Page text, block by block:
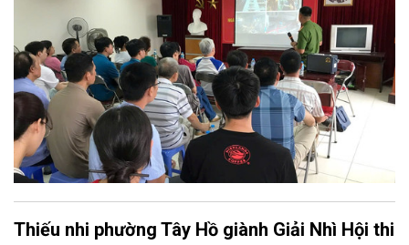
tổ chức buổi tuyên truyền, phổ biến kiến thức và kỹ năng về
PCCC&CNCH.
Thiếu nhi phường Tây Hồ giành Giải Nhì Hội thi